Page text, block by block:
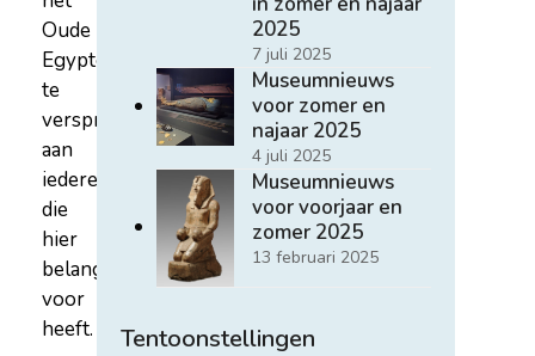
2025
7 juli 2025
Museumnieuws
voor zomer en
najaar 2025
4 juli 2025
Museumnieuws
voor voorjaar en
zomer 2025
13 februari 2025
Tentoonstellingen
Oude
Egypte
te
verspreiden
aan
iedereen
die
hier
belangstelling
voor
heeft.